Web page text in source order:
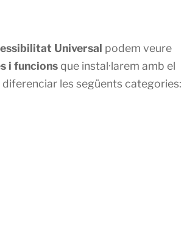
Universal podem veure
i funcions que instal·larem amb el
les següents categories: